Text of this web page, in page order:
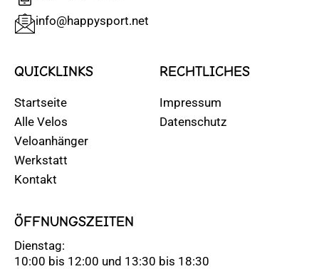
info@happysport.net
QUICKLINKS
Startseite
Alle Velos
Veloanhänger
Werkstatt
Kontakt
RECHTLICHES
Impressum
Datenschutz
ÖFFNUNGSZEITEN
Dienstag:
10:00 bis 12:00 und 13:30 bis 18:30